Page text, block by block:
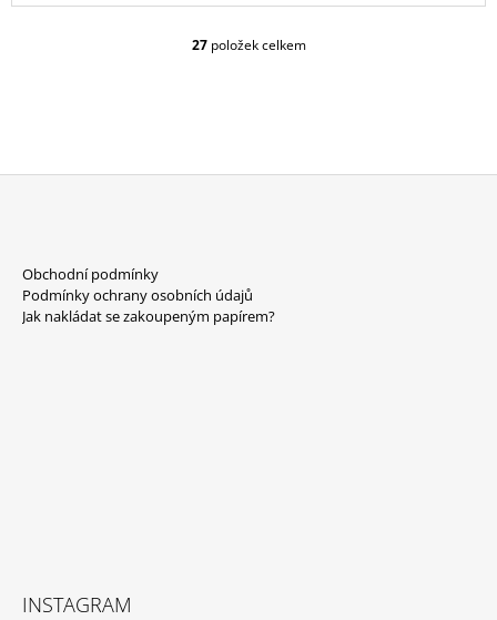
O
C
K
Y
V
27položek celkem
Obchodní podmínky
Podmínky ochrany osobních údajů
Jak nakládat se zakoupeným papírem?
INSTAGRAM